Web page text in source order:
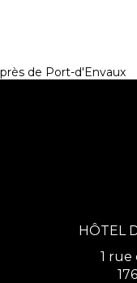
près de Port-d'Envaux
HÔTEL
1 rue